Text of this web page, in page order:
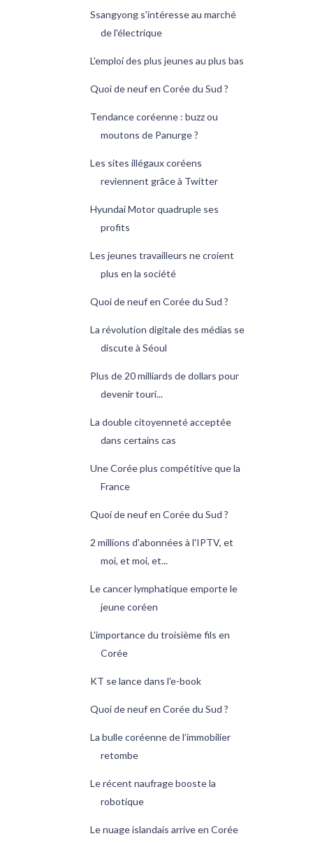
Ssangyong s'intéresse au marché
de l'électrique
L'emploi des plus jeunes au plus bas
Quoi de neuf en Corée du Sud ?
Tendance coréenne : buzz ou
moutons de Panurge ?
Les sites illégaux coréens
reviennent grâce à Twitter
Hyundai Motor quadruple ses
profits
Les jeunes travailleurs ne croient
plus en la société
Quoi de neuf en Corée du Sud ?
La révolution digitale des médias se
discute à Séoul
Plus de 20 milliards de dollars pour
devenir touri...
La double citoyenneté acceptée
dans certains cas
Une Corée plus compétitive que la
France
Quoi de neuf en Corée du Sud ?
2 millions d'abonnées à l'IPTV, et
moi, et moi, et...
Le cancer lymphatique emporte le
jeune coréen
L'importance du troisième fils en
Corée
KT se lance dans l'e-book
Quoi de neuf en Corée du Sud ?
La bulle coréenne de l’immobilier
retombe
Le récent naufrage booste la
robotique
Le nuage islandais arrive en Corée